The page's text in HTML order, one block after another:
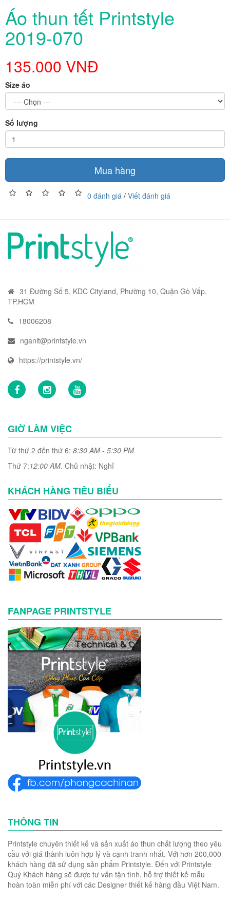
Áo thun tết Printstyle
2019-070
135.000 VNĐ
Size áo
Số lượng
Mua hàng
0 đánh giá / Viết đánh giá
31 Đường Số 5, KDC Cityland, Phường 10, Quận Gò Vấp,
TP.HCM
18006208
nganlt@printstyle.vn
https://printstyle.vn/
GIỜ LÀM VIỆC
Từ thứ 2 đến thứ 6: 8:30 AM - 5:30 PM
Thứ 7:12:00 AM. Chủ nhật: Nghỉ
KHÁCH HÀNG TIÊU BIỂU
FANPAGE PRINTSTYLE
THÔNG TIN
Printstyle chuyên thiết kế và sản xuất áo thun chất lượng theo yêu
cầu với giá thành luôn hợp lý và cạnh tranh nhất. Với hơn 200,000
khách hàng đã sử dụng sản phẩm Printstyle. Đến với Printstyle
Quý Khách hàng sẽ được tư vấn tận tình, hỗ trợ thiết kế mẫu
hoàn toàn miễn phí với các Designer thiết kế hàng đầu Việt Nam.